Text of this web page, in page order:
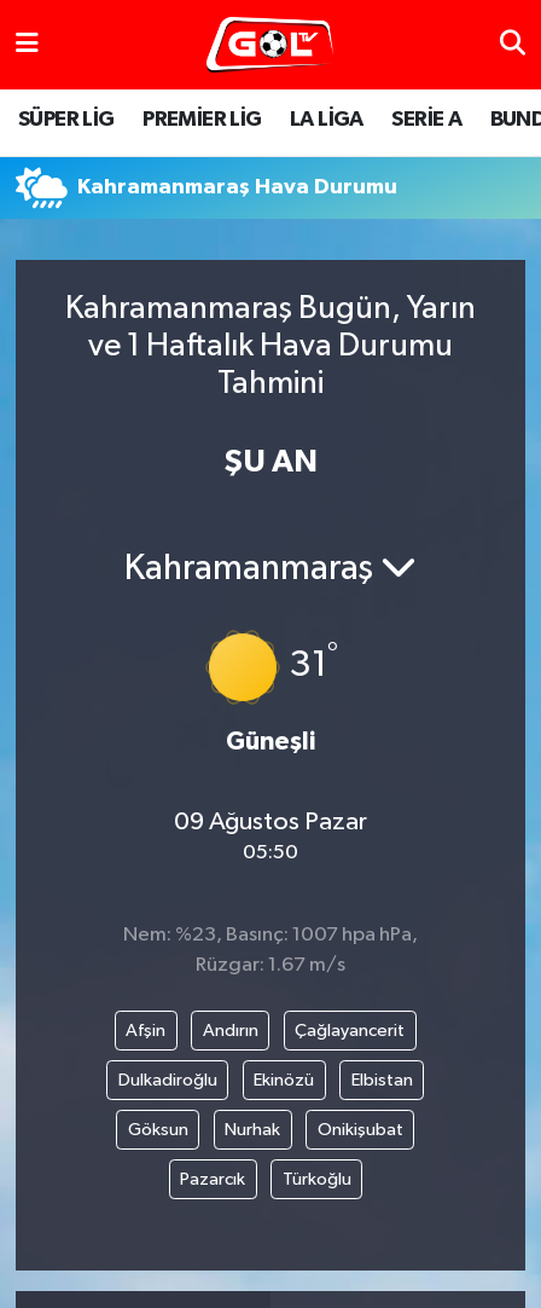
SÜPER LİG PREMİER LİG LA LİGA SERİE A
Kahramanmaraş Hava Durumu
Kahramanmaraş Bugün, Yarın
ve 1 Haftalık Hava Durumu
Tahmini
ŞU AN
Kahramanmaraş
31 °
Güneşli
09 Ağustos Pazar
05:50
Nem: %23, Basınç: 1007 hpa hPa,
Rüzgar: 1.67 m/s
Afşin Andırın Çağlayancerit
Dulkadiroğlu Ekinözü Elbistan
Göksun Nurhak Onikişubat
Pazarcık Türkoğlu